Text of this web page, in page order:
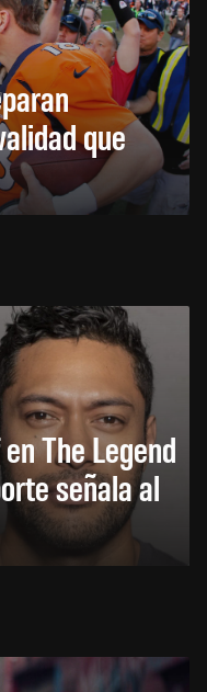
que
The Legend
señala al